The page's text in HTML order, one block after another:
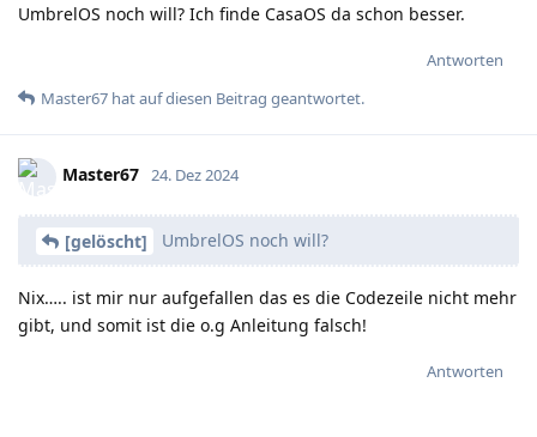
UmbrelOS noch will? Ich finde CasaOS da schon besser.
Antworten
Master67 hatauf diesen Beitrag geantwortet.
Master67 24. Dez 2024
[gelöscht] UmbrelOS noch will?
Nix….. ist mir nur aufgefallen das es die Codezeile nicht mehr
gibt, und somit ist die o.g Anleitung falsch!
Antworten